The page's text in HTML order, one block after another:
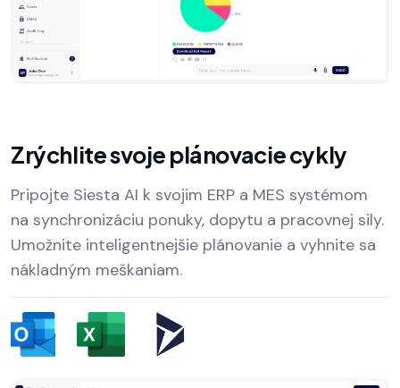
Zrýchlite svoje plánovacie cykly
Pripojte Siesta AI k svojim ERP a MES systémom
na synchronizáciu ponuky, dopytu a pracovnej sily.
Umožnite inteligentnejšie plánovanie a vyhnite sa
nákladným meškaniam.